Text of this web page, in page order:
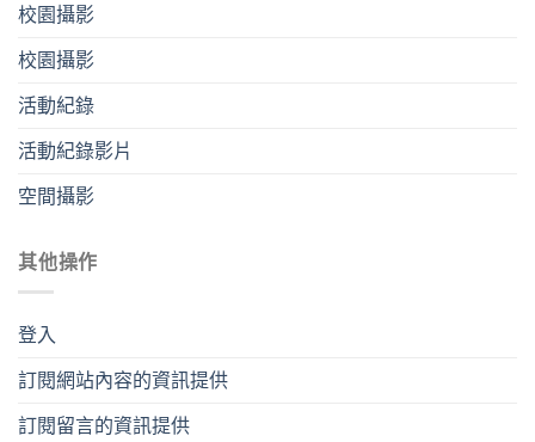
校園攝影
校園攝影
活動紀錄
活動紀錄影片
空間攝影
其他操作
登入
訂閱網站內容的資訊提供
訂閱留言的資訊提供